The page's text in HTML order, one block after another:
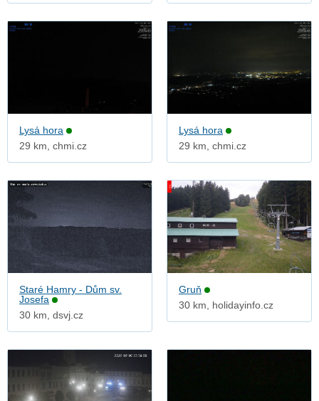
Lysá hora
29 km, chmi.cz
Lysá hora
29 km, chmi.cz
Staré Hamry - Dům sv.
Josefa
30 km, dsvj.cz
Gruň
30 km, holidayinfo.cz